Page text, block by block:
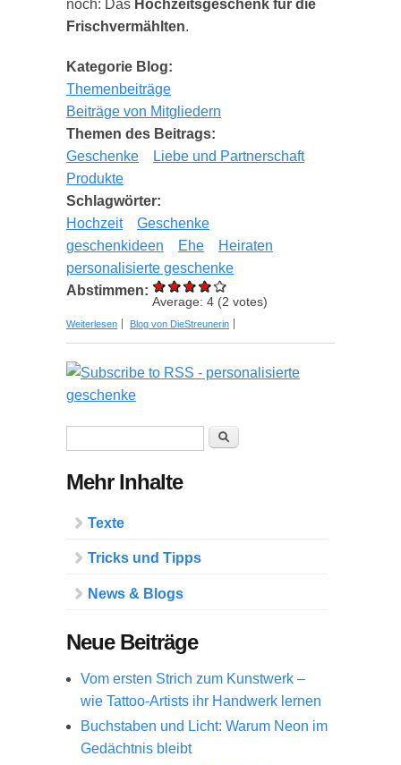
noch: Das Hochzeitsgeschenk für die
Frischvermählten.
Kategorie Blog:
Themenbeiträge
Beiträge von Mitgliedern
Themen des Beitrags:
Geschenke
Liebe und Partnerschaft
Produkte
Schlagwörter:
Hochzeit
Geschenke
geschenkideen
Ehe
Heiraten
personalisierte geschenke
Abstimmen:
Average: 4 (2 votes)
Weiterlesen über 7 geeignete Geschenke für Frischvermählte
Blog von DieStreunerin
Suche
Mehr Inhalte
Texte
Tricks und Tipps
News & Blogs
Neue Beiträge
Vom ersten Strich zum Kunstwerk –
wie Tattoo-Artists ihr Handwerk lernen
Buchstaben und Licht: Warum Neon im
Gedächtnis bleibt